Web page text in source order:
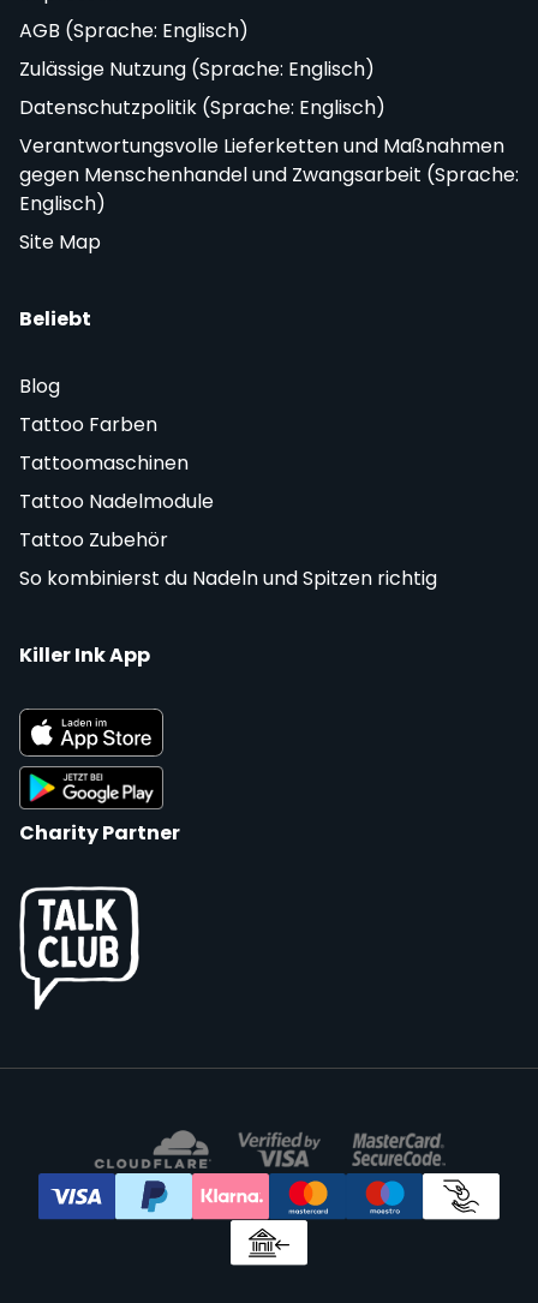
AGB (Sprache: Englisch)
Zulässige Nutzung (Sprache: Englisch)
Datenschutzpolitik (Sprache: Englisch)
Verantwortungsvolle Lieferketten und Maßnahmen
gegen Menschenhandel und Zwangsarbeit (Sprache:
Englisch)
Site Map
Beliebt
Blog
Tattoo Farben
Tattoomaschinen
Tattoo Nadelmodule
Tattoo Zubehör
So kombinierst du Nadeln und Spitzen richtig
Killer Ink App
Charity Partner